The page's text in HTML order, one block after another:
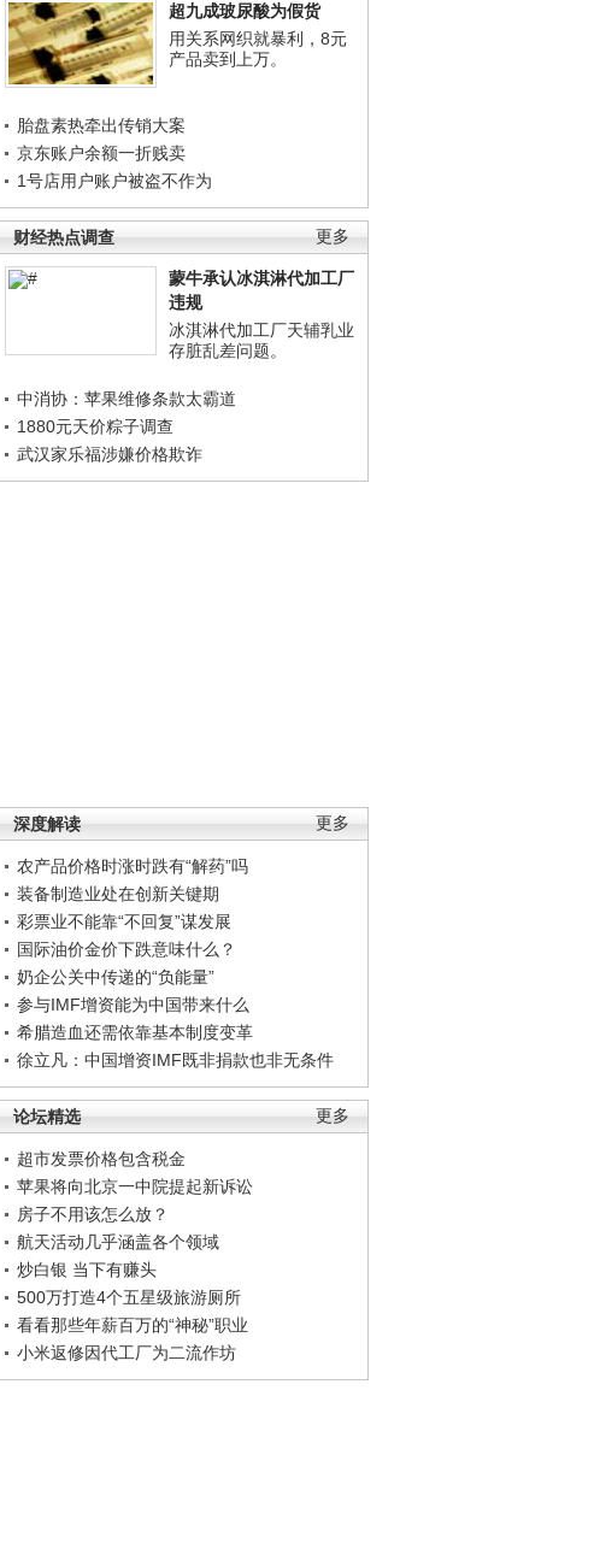
超九成玻尿酸为假货
用关系网织就暴利，8元
产品卖到上万。
胎盘素热牵出传销大案
京东账户余额一折贱卖
1号店用户账户被盗不作为
更多
财经热点调查
蒙牛承认冰淇淋代加工厂
违规
冰淇淋代加工厂天辅乳业
存脏乱差问题。
中消协：苹果维修条款太霸道
1880元天价粽子调查
武汉家乐福涉嫌价格欺诈
更多
深度解读
农产品价格时涨时跌有“解药”吗
装备制造业处在创新关键期
彩票业不能靠“不回复”谋发展
国际油价金价下跌意味什么？
奶企公关中传递的“负能量”
参与IMF增资能为中国带来什么
希腊造血还需依靠基本制度变革
徐立凡：中国增资IMF既非捐款也非无条件
更多
论坛精选
超市发票价格包含税金
苹果将向北京一中院提起新诉讼
房子不用该怎么放？
航天活动几乎涵盖各个领域
炒白银 当下有赚头
500万打造4个五星级旅游厕所
看看那些年薪百万的“神秘”职业
小米返修因代工厂为二流作坊